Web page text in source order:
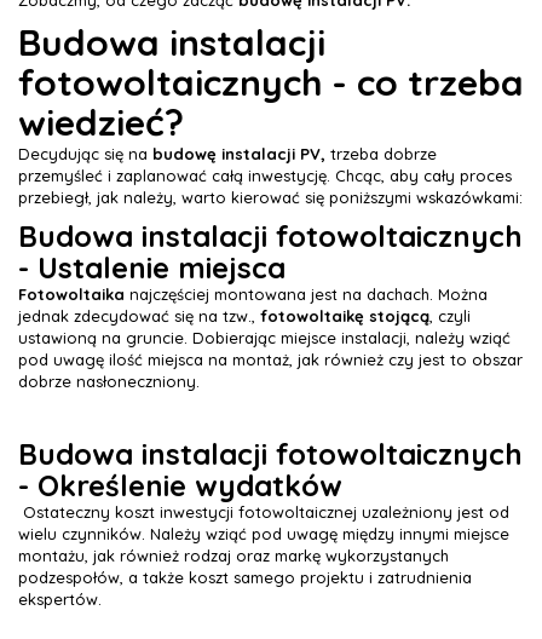
Budowa instalacji
fotowoltaicznych - co trzeba
wiedzieć?
Decydując się na budowę instalacji PV, trzeba dobrze
przemyśleć i zaplanować całą inwestycję. Chcąc, aby cały proces
przebiegł, jak należy, warto kierować się poniższymi wskazówkami:
Budowa instalacji fotowoltaicznych
- Ustalenie miejsca
Fotowoltaika najczęściej montowana jest na dachach. Można
jednak zdecydować się na tzw., fotowoltaikę stojącą , czyli
ustawioną na gruncie. Dobierając miejsce instalacji, należy wziąć
pod uwagę ilość miejsca na montaż, jak również czy jest to obszar
dobrze nasłoneczniony.
Budowa instalacji fotowoltaicznych
- Określenie wydatków
Ostateczny koszt inwestycji fotowoltaicznej uzależniony jest od
wielu czynników. Należy wziąć pod uwagę między innymi miejsce
montażu, jak również rodzaj oraz markę wykorzystanych
podzespołów, a także koszt samego projektu i zatrudnienia
ekspertów.